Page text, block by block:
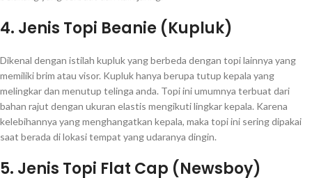
4. Jenis Topi Beanie (Kupluk)
Dikenal dengan istilah kupluk yang berbeda dengan topi lainnya yang
memiliki brim atau visor. Kupluk hanya berupa tutup kepala yang
melingkar dan menutup telinga anda. Topi ini umumnya terbuat dari
bahan rajut dengan ukuran elastis mengikuti lingkar kepala. Karena
kelebihannya yang menghangatkan kepala, maka topi ini sering dipakai
saat berada di lokasi tempat yang udaranya dingin.
5. Jenis Topi Flat Cap (Newsboy)